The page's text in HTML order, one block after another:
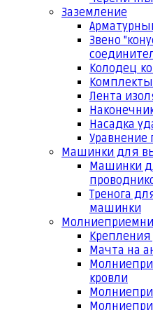
Заземление
Звено
Колодец
Лента
Насадка
Уравнение
Машинки для
Машинки
Тренога
машинки
Мачта на
кровли